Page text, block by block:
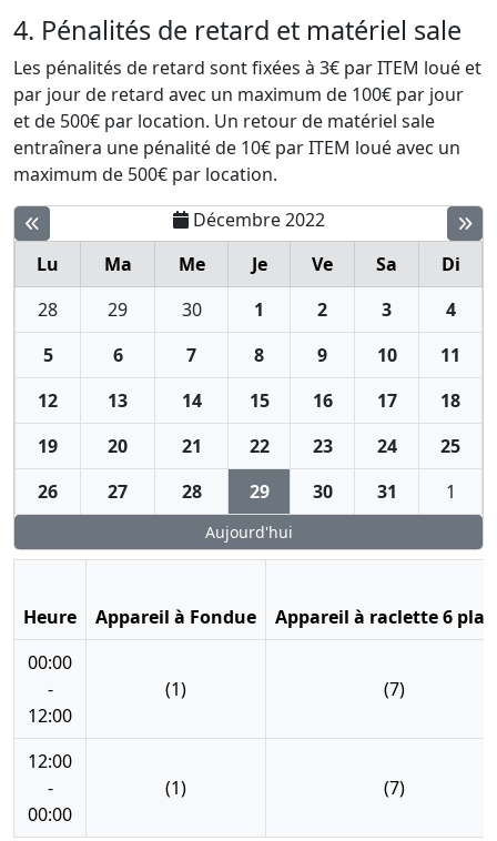
4. Pénalités de retard et matériel sale
Les pénalités de retard sont fixées à 3€ par ITEM loué et
par jour de retard avec un maximum de 100€ par jour
et de 500€ par location. Un retour de matériel sale
entraînera une pénalité de 10€ par ITEM loué avec un
maximum de 500€ par location.
Décembre 2022
Lu
Ma Me Je Ve Sa
Di
28
29 30 1 2 3
4
5
6 7 8 9 10
11
12
13 14 15 16 17
18
19
20 21 22 23 24
25
26
27 28 29 30 31 1
Aujourd'hui
Heure Appareil à Fondue
Appareil à raclette 6
00:00
-
12:00
(1) (7)
12:00
-
00:00
(1) (7)